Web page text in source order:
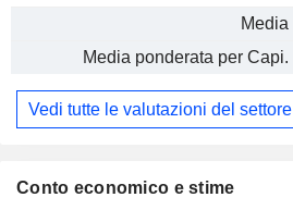
Media
Media ponderata per Capi.
Vedi tutte le valutazioni del settore
Conto economico e stime